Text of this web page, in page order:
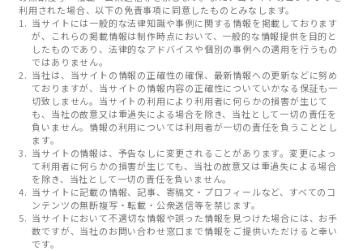
利用された場合、以下の免責事項に同意したものとみなします。
当サイトには一般的な法律知識や事例に関する情報を掲載しております
が、これらの掲載情報は制作時点において、一般的な情報提供を目的と
したものであり、法律的なアドバイスや個別の事例への適用を行うもの
ではありません。
当社は、当サイトの情報の正確性の確保、最新情報への更新などに努め
ておりますが、当サイトの情報内容の正確性についていかなる保証も一
切致しません。当サイトの利用により利用者に何らかの損害が生じて
も、当社の故意又は重過失による場合を除き、当社として一切の責任を
負いません。情報の利用については利用者が一切の責任を負うこととし
ます。
当サイトの情報は、予告なしに変更されることがあります。変更によっ
て利用者に何らかの損害が生じても、当社の故意又は重過失による場合
を除き、当社として一切の責任を負いません。
当サイトに記載の情報、記事、寄稿文・プロフィールなど、すべてのコ
ンテンツの無断複写・転載・公衆送信等を禁じます。
当サイトにおいて不適切な情報や誤った情報を見つけた場合には、お手
数ですが、当社のお問い合わせ窓口まで情報をご提供いただけると幸い
です。